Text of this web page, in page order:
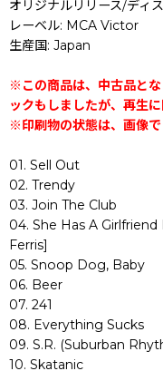
オリジナルリリース/ディ
レーベル: MCA Victor
生産国: Japan
※この商品は、中古品と
ックもしましたが、再生
※印刷物の状態は、画像で
01. Sell Out
02. Trendy
03. Join The Club
04. She Has A
Ferris]
05. Snoop Dog, Baby
06. Beer
07. 241
08. Everything Sucks
09. S.R. (Suburban
10. Skatanic